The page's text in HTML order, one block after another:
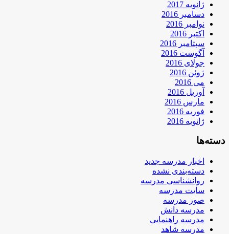
ژانویه 2017
دسامبر 2016
نوامبر 2016
اکتبر 2016
سپتامبر 2016
آگوست 2016
جولای 2016
ژوئن 2016
می 2016
آوریل 2016
مارس 2016
فوریه 2016
ژانویه 2016
دسته‌ها
اخبار مدرسه جدید
دسته‌بندی نشده
روانشناسی مدرسه
سایت مدرسه
صور مدرسه
مدرسه دانش
مدرسه راهنمایی
مدرسه شاهد